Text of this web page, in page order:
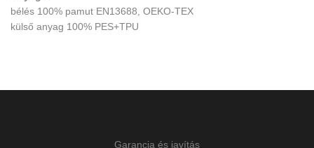
bélés 100% pamut EN13688, OEKO-TEX
külső anyag 100% PES+TPU
Garancia és javítás